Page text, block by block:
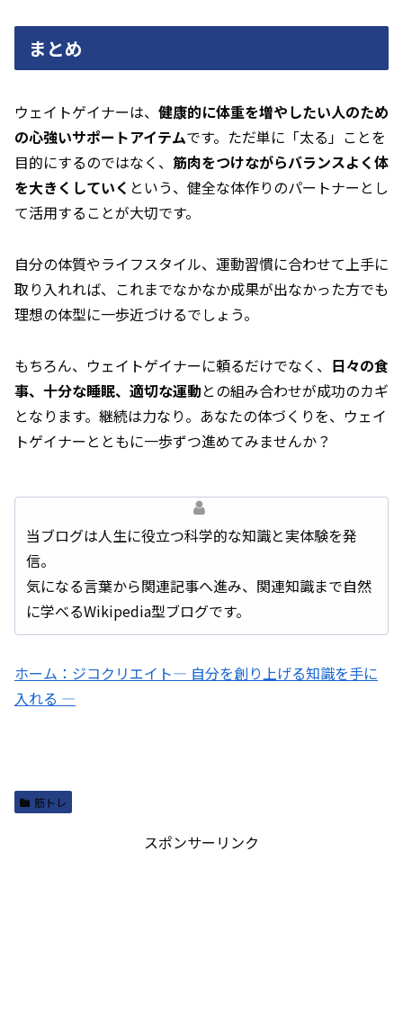
まとめ
ウェイトゲイナーは、 健康的に体重を増やしたい人のため
の心強いサポートアイテムです。ただ単に「太る」ことを
目的にするのではなく、 筋肉をつけながらバランスよく体
を大きくしていく という、健全な体作りのパートナーとし
て活用することが大切です。
自分の体質やライフスタイル、運動習慣に合わせて上手に
取り入れれば、これまでなかなか成果が出なかった方でも
理想の体型に一歩近づけるでしょう。
もちろん、ウェイトゲイナーに頼るだけでなく、 日々の食
事、十分な睡眠、適切な運動との組み合わせが成功のカギ
となります。継続は力なり。あなたの体づくりを、ウェイ
トゲイナーとともに一歩ずつ進めてみませんか？
当ブログは人生に役立つ科学的な知識と実体験を発
信。
気になる言葉から関連記事へ進み、関連知識まで自然
に学べるWikipedia型ブログです。
ホーム：ジコクリエイト― 自分を創り上げる知識を手に
入れる ―
筋トレ
スポンサーリンク